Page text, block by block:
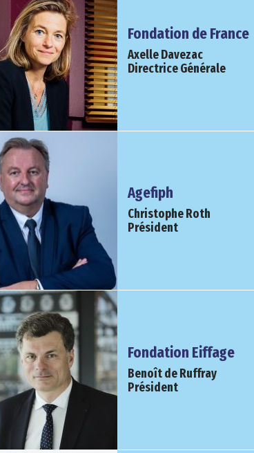
Fondation de France
Axelle Davezac
Directrice Générale
Agefiph
Christophe Roth
Président
Fondation Eiffage
Benoît de Ruffray
Président